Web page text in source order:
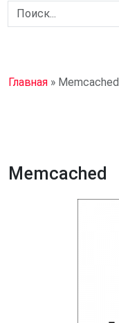
Главная » Memcached
Memcached